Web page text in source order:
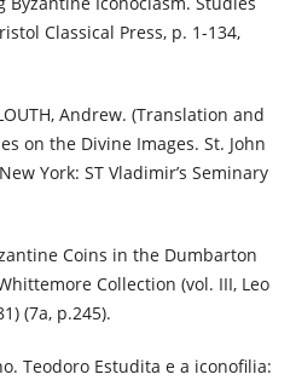
Classical Press, p. 1-134,
Andrew. (Translation and
on the Divine Images. St. John
York: ST Vladimir’s Seminary
Coins in the Dumbarton
Collection (vol. III, Leo
(7a, p.245).
Teodoro Estudita e a iconofilia: